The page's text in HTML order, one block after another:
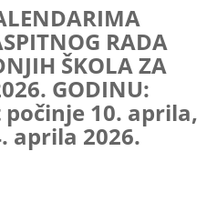
RADA
ŠKOLA ZA
GODINU:
10. aprila,
aprila 2026.